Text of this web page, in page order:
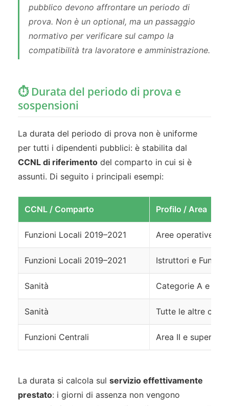
pubblico devono affrontare un periodo di
prova. Non è un optional, ma un passaggio
normativo per verificare sul campo la
compatibilità tra lavoratore e amministrazione.
⏱️ Durata del periodo di prova e
sospensioni
La durata del periodo di prova non è uniforme
per tutti i dipendenti pubblici: è stabilita dal
CCNL di riferimento del comparto in cui si è
assunti. Di seguito i principali esempi:
CCNL / Comparto Profilo / Area
Funzioni Locali 2019–2021 Aree operative
Funzioni Locali 2019–2021 Istruttori e
Sanità Categorie A e B
Sanità Tutte le altre
Funzioni Centrali Area II e superiori
La durata si calcola sul servizio effettivamente
prestato: i giorni di assenza non vengono